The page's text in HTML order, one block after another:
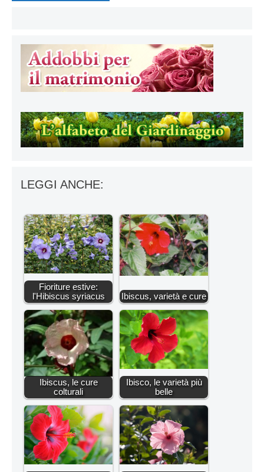
LEGGI ANCHE:
Fioriture estive:
l'Hibiscus syriacus
Ibiscus, varietà e cure
Ibiscus, le cure
colturali
Ibisco, le varietà più
belle